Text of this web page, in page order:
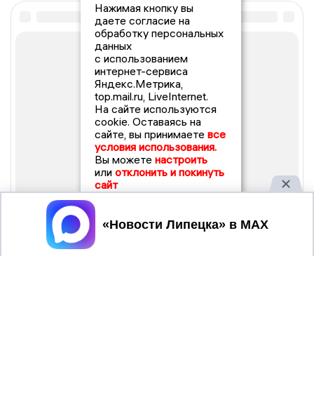
Нажимая кнопку вы
даете согласие на
обработку персональных
данных
с использованием
интернет-сервиса
Яндекс.Метрика,
top.mail.ru, LiveInternet.
На сайте используются
cookie. Оставаясь на
сайте, вы принимаете все
условия использования.
Вы можете настроить
или отклонить и покинуть
сайт
Принять